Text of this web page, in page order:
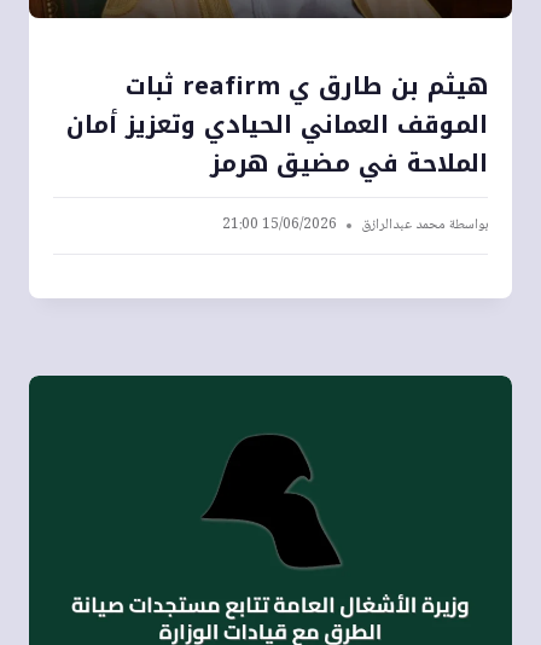
هيثم بن طارق ي reafirm ثبات
الموقف العماني الحيادي وتعزيز أمان
الملاحة في مضيق هرمز
بواسطةمحمد عبدالرازق 15/06/2026 21:00